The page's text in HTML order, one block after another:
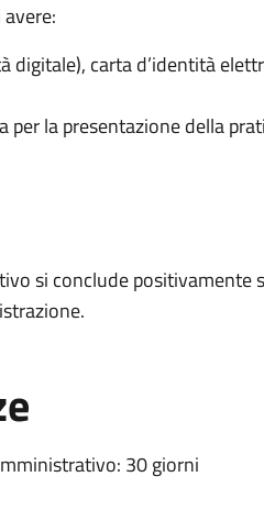
digitale), carta d’identità
la presentazione della
si conclude positivamente
30 giorni